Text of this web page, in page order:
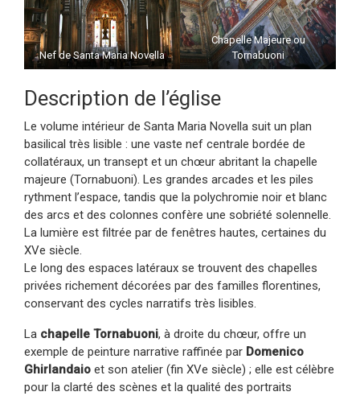
Nef de Santa Maria Novella
Chapelle Majeure ou
Tornabuoni
Description de l’église
Le volume intérieur de Santa Maria Novella suit un plan
basilical très lisible : une vaste nef centrale bordée de
collatéraux, un transept et un chœur abritant la chapelle
majeure (Tornabuoni). Les grandes arcades et les piles
rythment l’espace, tandis que la polychromie noir et blanc
des arcs et des colonnes confère une sobriété solennelle.
La lumière est filtrée par de fenêtres hautes, certaines du
XVe siècle.
Le long des espaces latéraux se trouvent des chapelles
privées richement décorées par des familles florentines,
conservant des cycles narratifs très lisibles.
La chapelle Tornabuoni, à droite du chœur, offre un
exemple de peinture narrative raffinée par Domenico
Ghirlandaio et son atelier (fin XVe siècle) ; elle est célèbre
pour la clarté des scènes et la qualité des portraits